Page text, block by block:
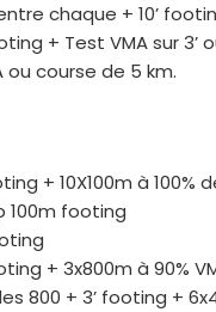
chaque + 10’
+ Test VMA sur 3’
ou course de 5 km.
+ 10X100m à 100%
100m footing
+ 3x800m à 90%
800 + 3’ footing +